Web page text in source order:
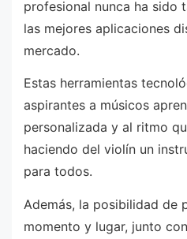
profesional nunca ha sido
las mejores aplicaciones
mercado.
Estas herramientas
aspirantes a músicos
personalizada y al ritmo
haciendo del violín un
para todos.
Además, la posibilidad de
momento y lugar, junto